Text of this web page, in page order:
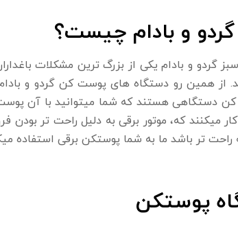
و بادام چیست؟
گردو و بادام یکی از بزرگ ترین مشکلات
از همین رو دستگاه های پوست کن گردو و
دستگاهی هستند که شما میتوانید با آن پوست
کار میکنند که، موتور برقی به دلیل راحت تر
تر باشد ما به شما پوستکن برقی استفاده
پوستکن